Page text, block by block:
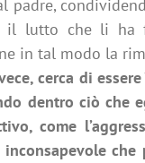
padre,
il lutto che li ha
in tal modo la
cerca di
dentro ciò che
come
inconsapevole